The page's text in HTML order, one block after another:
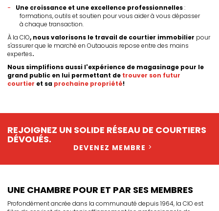
Une croissance et une excellence professionnelles:
formations, outils et soutien pour vous aider à vous dépasser
à chaque transaction.
À la CIO, nous valorisons le travail de courtier immobilier pour
s'assurer que le marché en Outaouais repose entre des mains
expertes.
Nous simplifions aussi l'expérience de magasinage pour le
grand public en lui permettant de trouver son futur
courtier et sa prochaine propriété!
REJOIGNEZ UN SOLIDE RÉSEAU DE COURTIERS
DÉVOUÉS.
DEVENEZ MEMBRE
UNE CHAMBRE POUR ET PAR SES MEMBRES
Profondément ancrée dans la communauté depuis 1964, la CIO est